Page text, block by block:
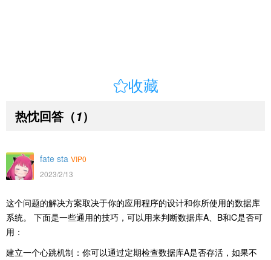
收藏
热忱回答 （1）
fate sta VIP0
2023/2/13
这个问题的解决方案取决于你的应用程序的设计和你所使用的数据库
系统。 下面是一些通用的技巧，可以用来判断数据库A、B和C是否可
用：
建立一个心跳机制：你可以通过定期检查数据库A是否存活，如果不